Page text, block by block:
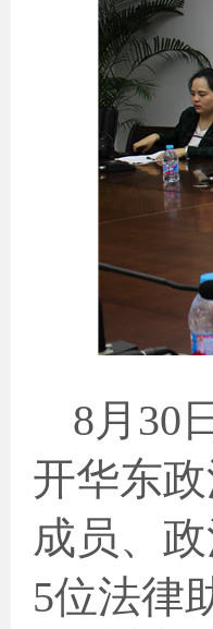
8月 30
开华东
成员、
5位法律